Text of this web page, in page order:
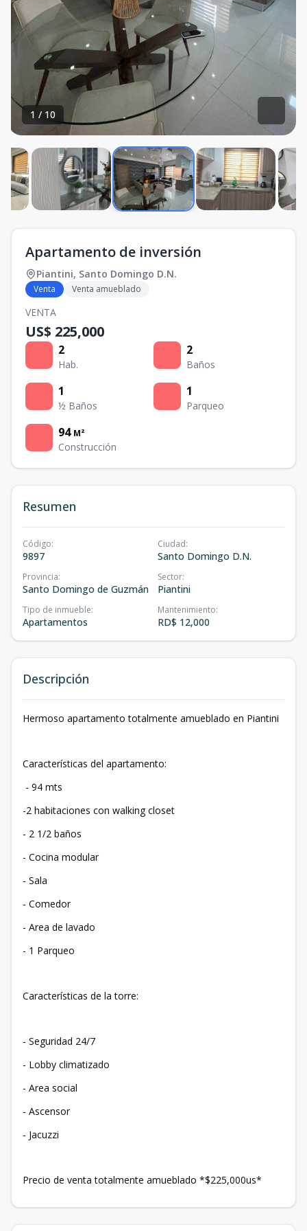
1 / 10
Apartamento de inversión
Piantini, Santo Domingo D.N.
Venta Venta amueblado
VENTA
US$ 225,000
2
Hab.
2
Baños
1
½ Baños
1
Parqueo
94 M²
Construcción
Resumen
Código:
9897
Ciudad:
Santo Domingo D.N.
Provincia:
Santo Domingo de Guzmán
Sector:
Piantini
Tipo de inmueble:
Apartamentos
Mantenimiento:
RD$ 12,000
Descripción
Hermoso apartamento totalmente amueblado en Piantini
Características del apartamento:
- 94 mts
-2 habitaciones con walking closet
- 2 1/2 baños
- Cocina modular
- Sala
- Comedor
- Area de lavado
- 1 Parqueo
Características de la torre:
- Seguridad 24/7
- Lobby climatizado
- Area social
- Ascensor
- Jacuzzi
Precio de venta totalmente amueblado *$225,000us*